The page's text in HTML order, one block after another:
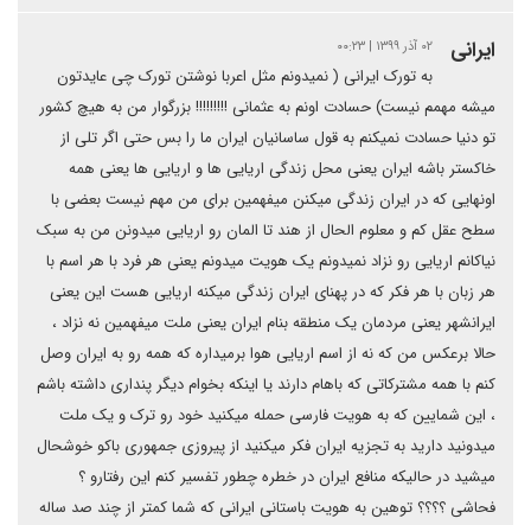
ایرانی ۰۲ آذر ۱۳۹۹ | ۰۰:۲۳
به تورک ایرانی ( نمیدونم مثل اعربا نوشتن تورک چی عایدتون
میشه مهمم نیست) حسادت اونم به عثمانی !!!!!!!!! بزرگوار من به هیچ کشور
تو دنیا حسادت نمیکنم به قول ساسانیان ایران ما را بس حتی اگر تلی از
خاکستر باشه ایران یعنی محل زندگی اریایی ها و اریایی ها یعنی همه
اونهایی که در ایران زندگی میکنن میفهمین برای من مهم نیست بعضی با
سطح عقل کم و معلوم الحال از هند تا المان رو اریایی میدونن من به سبک
نیاکانم اریایی رو نزاد نمیدونم یک هویت میدونم یعنی هر فرد با هر اسم با
هر زبان با هر فکر که در پهنای ایران زندگی میکنه اریایی هست این یعنی
ایرانشهر یعنی مردمان یک منطقه بنام ایران یعنی ملت میفهمین نه نزاد ،
حالا برعکس من که نه از اسم اریایی هوا برمیداره که همه رو به ایران وصل
کنم با همه مشترکاتی که باهام دارند یا اینکه بخوام دیگر پنداری داشته باشم
، این شمایین که به هویت فارسی حمله میکنید خود رو ترک و یک ملت
میدونید دارید به تجزیه ایران فکر میکنید از پیروزی جمهوری باکو خوشحال
میشید در حالیکه منافع ایران در خطره چطور تفسیر کنم این رفتارو ؟
فحاشی ؟؟؟؟ توهین به هویت باستانی ایرانی که شما کمتر از چند صد ساله